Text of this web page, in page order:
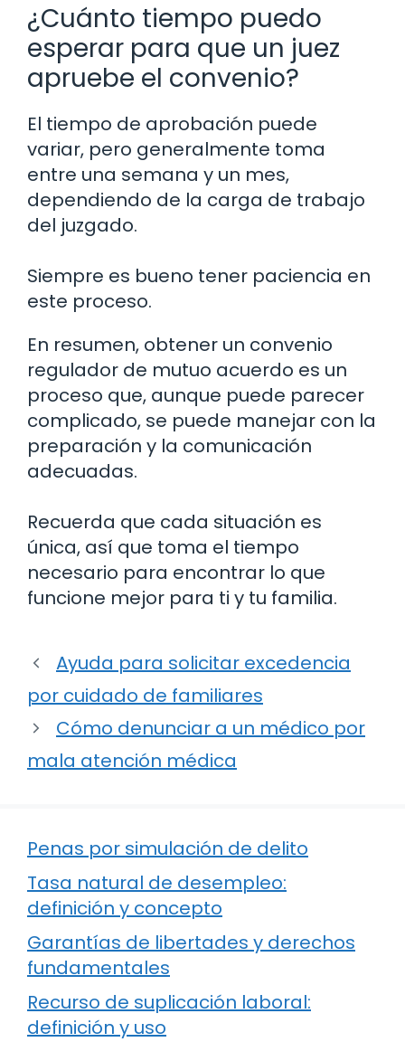
¿Cuánto tiempo puedo
esperar para que un juez
apruebe el convenio?
El tiempo de aprobación puede
variar, pero generalmente toma
entre una semana y un mes,
dependiendo de la carga de trabajo
del juzgado.
Siempre es bueno tener paciencia en
este proceso.
En resumen, obtener un convenio
regulador de mutuo acuerdo es un
proceso que, aunque puede parecer
complicado, se puede manejar con la
preparación y la comunicación
adecuadas.
Recuerda que cada situación es
única, así que toma el tiempo
necesario para encontrar lo que
funcione mejor para ti y tu familia.
Ayuda para solicitar excedencia
por cuidado de familiares
Cómo denunciar a un médico por
mala atención médica
Penas por simulación de delito
Tasa natural de desempleo:
definición y concepto
Garantías de libertades y derechos
fundamentales
Recurso de suplicación laboral:
definición y uso